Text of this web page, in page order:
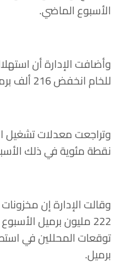
الأسبوع الماضي.
وأضافت الإدارة أن
للخام انخفض 216 ألف برميل يوميا.
نقطة مئوية في ذلك
222 مليون برميل
برميل.